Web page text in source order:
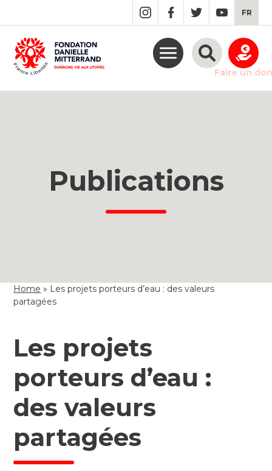
MAIN
CONTENT
FR
Faire un don
Publications
Home » Les projets porteurs d’eau : des valeurs
partagées
Les projets
porteurs d’eau :
des valeurs
partagées